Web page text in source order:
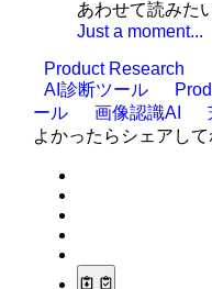
あわせて読みた
Just a moment...
Product Research
AI診断ツール
ール
画像認識AI
よかったらシェアして